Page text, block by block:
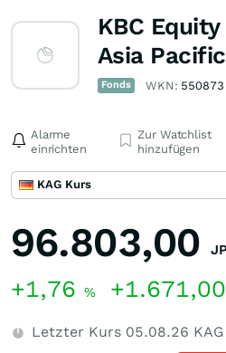
KBC
Asia
Fonds WKN: 550873
Alarme
einrichten
Zur Watchlist
hinzufügen
KAG Kurs
96.803,00
+1,76 % +1.671,00
Letzter Kurs 05.08.26